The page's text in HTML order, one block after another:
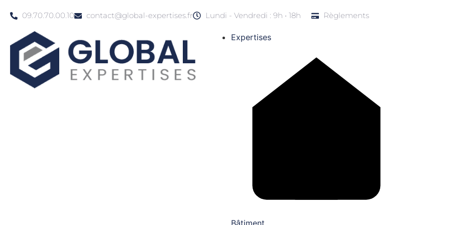
09.70.70.00.10 contact@global-expertises.fr Lundi - Vendredi : 9h • 18h Règlements
Expertises
Bâtiment